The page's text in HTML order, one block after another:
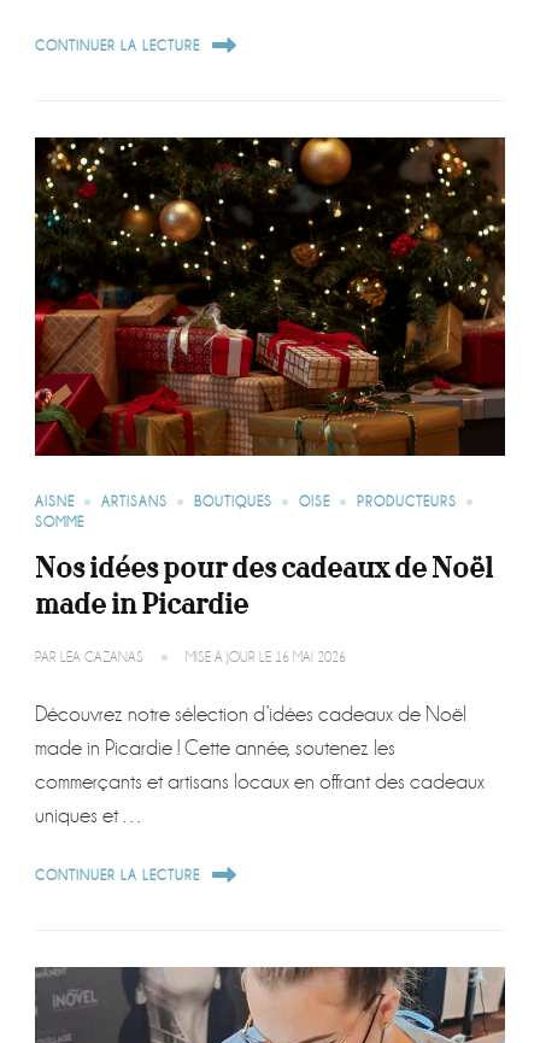
CONTINUER LA LECTURE
AISNE ARTISANS BOUTIQUES OISE
PRODUCTEURS
SOMME
Nos idées pour des cadeaux de Noël
made in Picardie
PAR LÉA CAZANAS MISE À JOUR LE 16 MAI 2026
Découvrez notre sélection d’idées cadeaux de Noël
made in Picardie ! Cette année, soutenez les
commerçants et artisans locaux en offrant des cadeaux
uniques et …
CONTINUER LA LECTURE